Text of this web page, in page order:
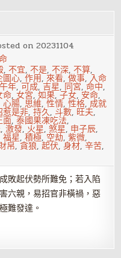
on20231104
,不宜,不是,不深,不算,
圖心,作用,來看,做事, 入命
午年,可成,吉星, 同宮,命中,
命,女宮,如果,子女, 安命,
心腸, 思維,性情,性格, 成就
惹是非,持久,斗數, 旺夫,
面,泰國果凍吃法,
,激發, 火星,煞星, 申子辰,
福星,積極, 空劫,紫微,
帛,貪狼,起伏,身材,辛苦,
敗起伏勢所難免；若入陷
六親，易招官非橫禍，惡
難發達。